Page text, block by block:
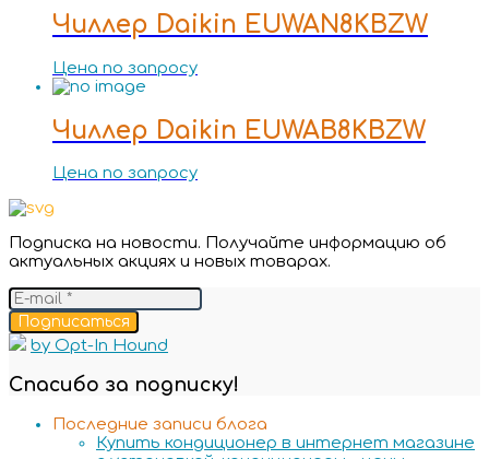
Чиллер Daikin EUWAN8KBZW
Цена по запросу
Чиллер Daikin EUWAB8KBZW
Цена по запросу
Подписка на новости. Получайте информацию об
актуальных акциях и новых товарах.
Подписаться
by Opt-In Hound
Спасибо за подписку!
Последние записи блога
Купить кондиционер в интернет магазине